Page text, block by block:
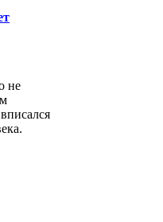
не